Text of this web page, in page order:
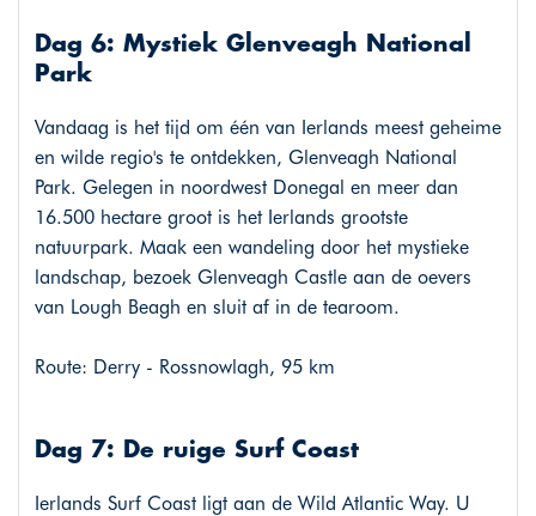
Dag 6: Mystiek Glenveagh National
Park
Vandaag is het tijd om één van Ierlands meest geheime
en wilde regio's te ontdekken, Glenveagh National
Park. Gelegen in noordwest Donegal en meer dan
16.500 hectare groot is het Ierlands grootste
natuurpark. Maak een wandeling door het mystieke
landschap, bezoek Glenveagh Castle aan de oevers
van Lough Beagh en sluit af in de tearoom.
Route: Derry - Rossnowlagh, 95 km
Dag 7: De ruige Surf Coast
Ierlands Surf Coast ligt aan de Wild Atlantic Way. U